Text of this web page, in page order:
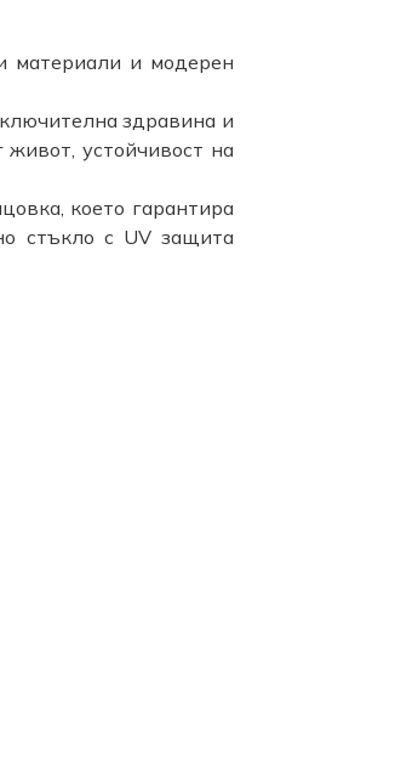
материали и модерен
здравина и
устойчивост на
което гарантира
стъкло с UV защита